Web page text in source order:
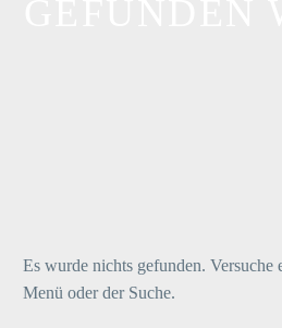
Es wurde nichts gefunden.
Menü oder der Suche.